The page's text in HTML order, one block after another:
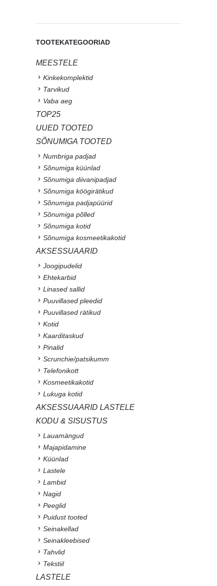
TOOTEKATEGOORIAD
MEESTELE
Kinkekomplektid
Tarvikud
Vaba aeg
TOP25
UUED TOOTED
SÕNUMIGA TOOTED
Numbriga padjad
Sõnumiga küünlad
Sõnumiga diivanipadjad
Sõnumiga köögirätikud
Sõnumiga padjapüürid
Sõnumiga põlled
Sõnumiga kotid
Sõnumiga kosmeetikakotid
AKSESSUAARID
Joogipudelid
Ehtekarbid
Linased sallid
Puuvillased pleedid
Puuvillased rätikud
Kotid
Kaarditaskud
Pinalid
Scrunchie/patsikumm
Telefonikott
Kosmeetikakotid
Lukuga kotid
AKSESSUAARID LASTELE
KODU & SISUSTUS
Lauamängud
Majapidamine
Küünlad
Lastele
Lambid
Nagid
Peeglid
Puidust tooted
Seinakellad
Seinakleebised
Tahvlid
Tekstiil
LASTELE